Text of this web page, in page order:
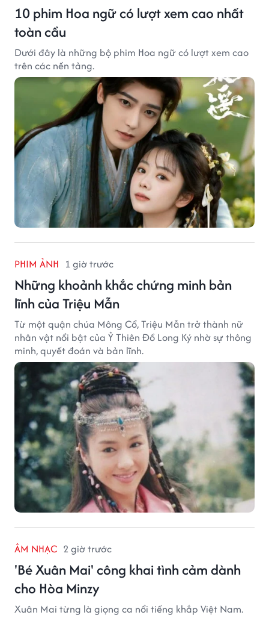
10 phim Hoa ngữ có lượt xem cao nhất
toàn cầu
Dưới đây là những bộ phim Hoa ngữ có lượt xem cao
trên các nền tảng.
PHIM ẢNH 1 giờ trước
Những khoảnh khắc chứng minh bản
lĩnh của Triệu Mẫn
Từ một quận chúa Mông Cổ, Triệu Mẫn trở thành nữ
nhân vật nổi bật của Ỷ Thiên Đồ Long Ký nhờ sự thông
minh, quyết đoán và bản lĩnh.
ÂM NHẠC 2 giờ trước
'Bé Xuân Mai' công khai tình cảm dành
cho Hòa Minzy
Xuân Mai từng là giọng ca nổi tiếng khắp Việt Nam.